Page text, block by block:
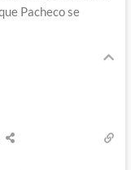
Pacheco se